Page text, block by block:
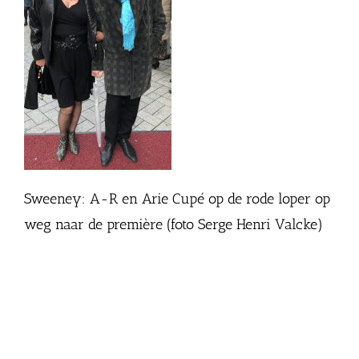
Sweeney: A-R en Arie Cupé op de rode loper op
weg naar de première (foto Serge Henri Valcke)